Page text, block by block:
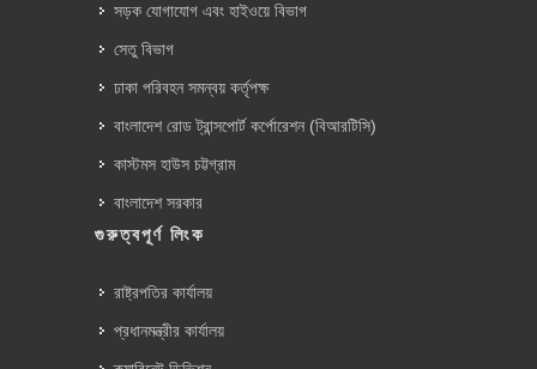
সড়ক যোগাযোগ এবং হাইওয়ে বিভাগ
সেতু বিভাগ
ঢাকা পরিবহন সমন্বয় কর্তৃপক্ষ
বাংলাদেশ রোড ট্রান্সপোর্ট কর্পোরেশন (বিআরটিসি)
কাস্টমস হাউস চট্টগ্রাম
বাংলাদেশ সরকার
গুরুত্বপূর্ণ লিংক
রাষ্ট্রপতির কার্যালয়
প্রধানমন্ত্রীর কার্যালয়